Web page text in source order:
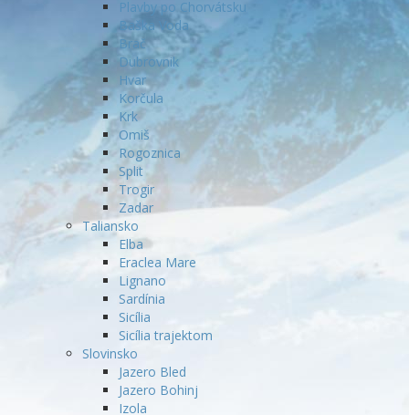
Plavby po Chorvátsku
Baška Voda
Brač
Dubrovnik
Hvar
Korčula
Krk
Omiš
Rogoznica
Split
Trogir
Zadar
Taliansko
Elba
Eraclea Mare
Lignano
Sardínia
Sicília
Sicília trajektom
Slovinsko
Jazero Bled
Jazero Bohinj
Izola